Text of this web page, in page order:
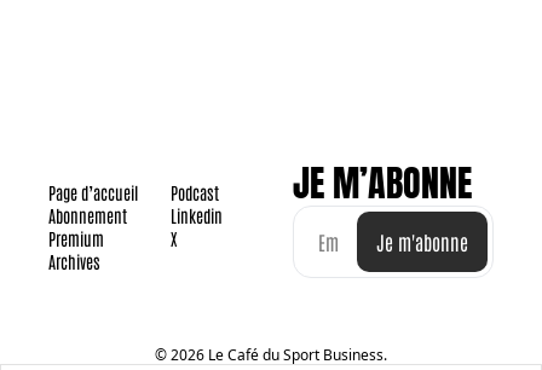
Page d’accueil
Abonnement
Premium
Archives
Podcast
Linkedin
X
JE M’ABONNE
Je m'abonne
© 2026 Le Café du Sport Business.